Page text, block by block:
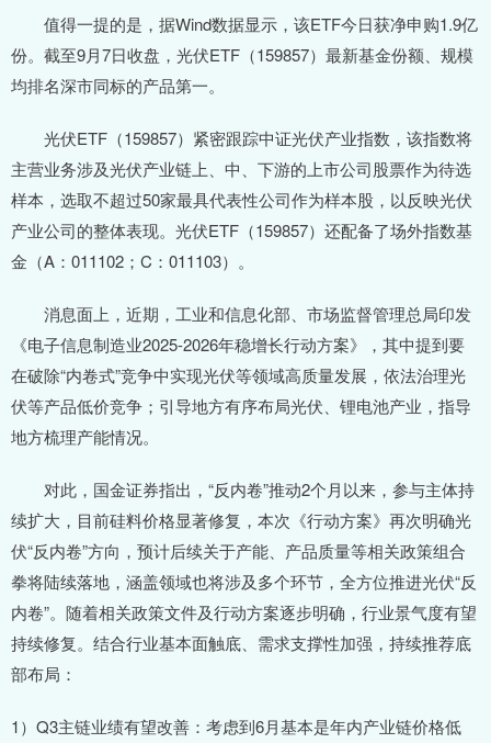
值得一提的是，据Wind数据显示，该ETF今日获净申购1.9亿
份。截至9月7日收盘，光伏ETF（159857）最新基金份额、规模
均排名深市同标的产品第一。
光伏ETF（159857）紧密跟踪中证光伏产业指数，该指数将
主营业务涉及光伏产业链上、中、下游的上市公司股票作为待选
样本，选取不超过50家最具代表性公司作为样本股，以反映光伏
产业公司的整体表现。光伏ETF（159857）还配备了场外指数基
金（A：011102；C：011103）。
消息面上，近期，工业和信息化部、市场监督管理总局印发
《电子信息制造业2025-2026年稳增长行动方案》，其中提到要
在破除“内卷式”竞争中实现光伏等领域高质量发展，依法治理光
伏等产品低价竞争；引导地方有序布局光伏、锂电池产业，指导
地方梳理产能情况。
对此，国金证券指出，“反内卷”推动2个月以来，参与主体持
续扩大，目前硅料价格显著修复，本次《行动方案》再次明确光
伏“反内卷”方向，预计后续关于产能、产品质量等相关政策组合
拳将陆续落地，涵盖领域也将涉及多个环节，全方位推进光伏“反
内卷”。随着相关政策文件及行动方案逐步明确，行业景气度有望
持续修复。结合行业基本面触底、需求支撑性加强，持续推荐底
部布局：
1）Q3主链业绩有望改善：考虑到6月基本是年内产业链价格低